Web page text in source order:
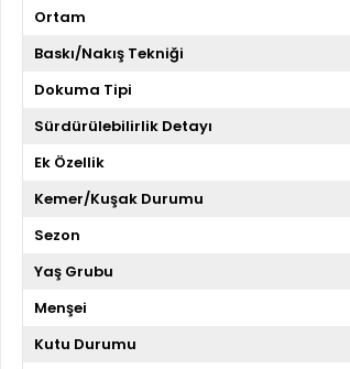
Ortam
Baskı/Nakış Tekniği
Dokuma Tipi
Sürdürülebilirlik Detayı
Ek Özellik
Kemer/Kuşak Durumu
Sezon
Yaş Grubu
Menşei
Kutu Durumu